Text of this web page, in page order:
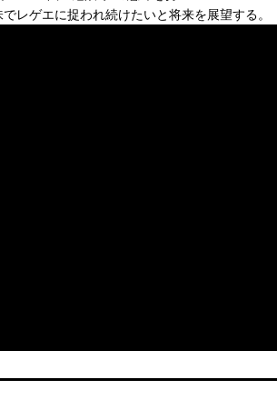
レゲエに捉われ続けたいと将来を展望する。